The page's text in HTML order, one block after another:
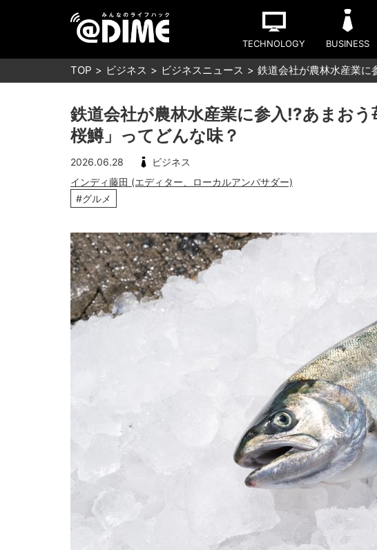
TECHNOLOGY BUSINESS
TOP ビジネス ビジネスニュース 鉄道会社が農林水産業に
鉄道会社が農林水産業に参入!?あまお
桜鱒」ってどんな味？
2026.06.28
ビジネス
インディ藤田 (エディター、ローカルアンバサダー)
#グルメ